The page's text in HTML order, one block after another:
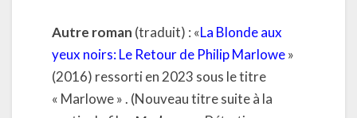
Autre roman (traduit) : «La Blonde aux
yeux noirs: Le Retour de Philip Marlowe»
(2016) ressorti en 2023 sous le titre
« Marlowe » . (Nouveau titre suite à la